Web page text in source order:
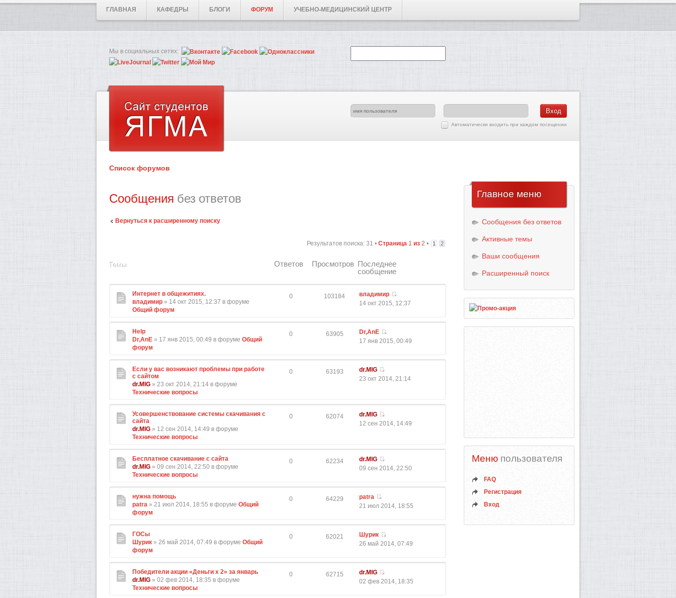
ГЛАВНАЯ КАФЕДРЫ БЛОГИ ФОРУМ УЧЕБНО-МЕДИЦИНСКИЙ ЦЕНТР
Мы в социальных сетях:
Автоматически входить при каждом посещении
Список форумов
Сообщения без ответов
Вернуться к расширенному поиску
Результатов поиска: 31 • Страница 1 из 2 • 1 2
Темы Ответов Просмотров Последнее
сообщение
Интернет в общежитиях.
владимир » 14 окт 2015, 12:37 в форуме
Общий форум
0 103184
владимир
14 окт 2015, 12:37
Help
Dr,AnE » 17 янв 2015, 00:49 в форуме Общий
форум
0 63905
Dr,AnE
17 янв 2015, 00:49
Если у вас возникают проблемы при работе
с сайтом
dr.MIG » 23 окт 2014, 21:14 в форуме
Технические вопросы
0 63193
dr.MIG
23 окт 2014, 21:14
Усовершенствование системы скачивания с
сайта
dr.MIG » 12 сен 2014, 14:49 в форуме
Технические вопросы
0 62074
dr.MIG
12 сен 2014, 14:49
Бесплатное скачивание с сайта
dr.MIG » 09 сен 2014, 22:50 в форуме
Технические вопросы
0 62234
dr.MIG
09 сен 2014, 22:50
нужна помощь
patra » 21 июл 2014, 18:55 в форуме Общий
форум
0 64229
patra
21 июл 2014, 18:55
ГОСы
Шурик » 26 май 2014, 07:49 в форуме Общий
форум
0 62021
Шурик
26 май 2014, 07:49
Победители акции «Деньги х 2» за январь
dr.MIG » 02 фев 2014, 18:35 в форуме
Технические вопросы
0 62715
dr.MIG
02 фев 2014, 18:35
Главное меню
Сообщения без ответов
Активные темы
Ваши сообщения
Расширенный поиск
Меню пользователя
FAQ
Регистрация
Вход